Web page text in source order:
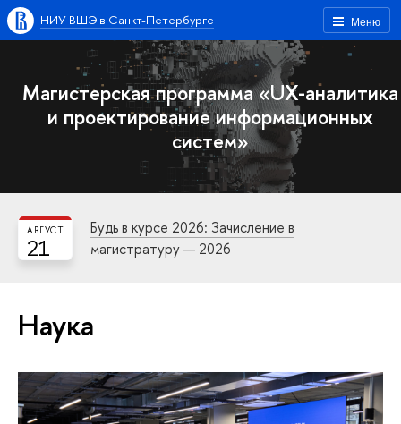
Меню
НИУ ВШЭ в Санкт-Петербурге
Магистерская программа «UX-аналитика
и проектирование информационных
систем»
21
АВГУСТ
Будь в курсе 2026: Зачисление в
магистратуру — 2026
Наука